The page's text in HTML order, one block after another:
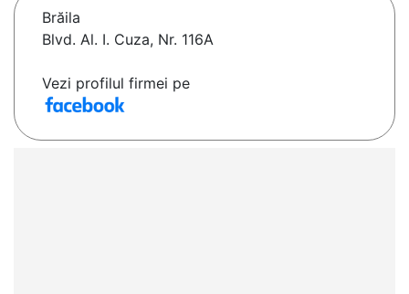
Brăila
Blvd. Al. I. Cuza, Nr. 116A
Vezi profilul firmei pe